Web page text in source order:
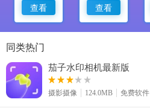
查看
查看
同类热门
茄子水印相机最新版
摄影摄像 124.0MB 免费软件